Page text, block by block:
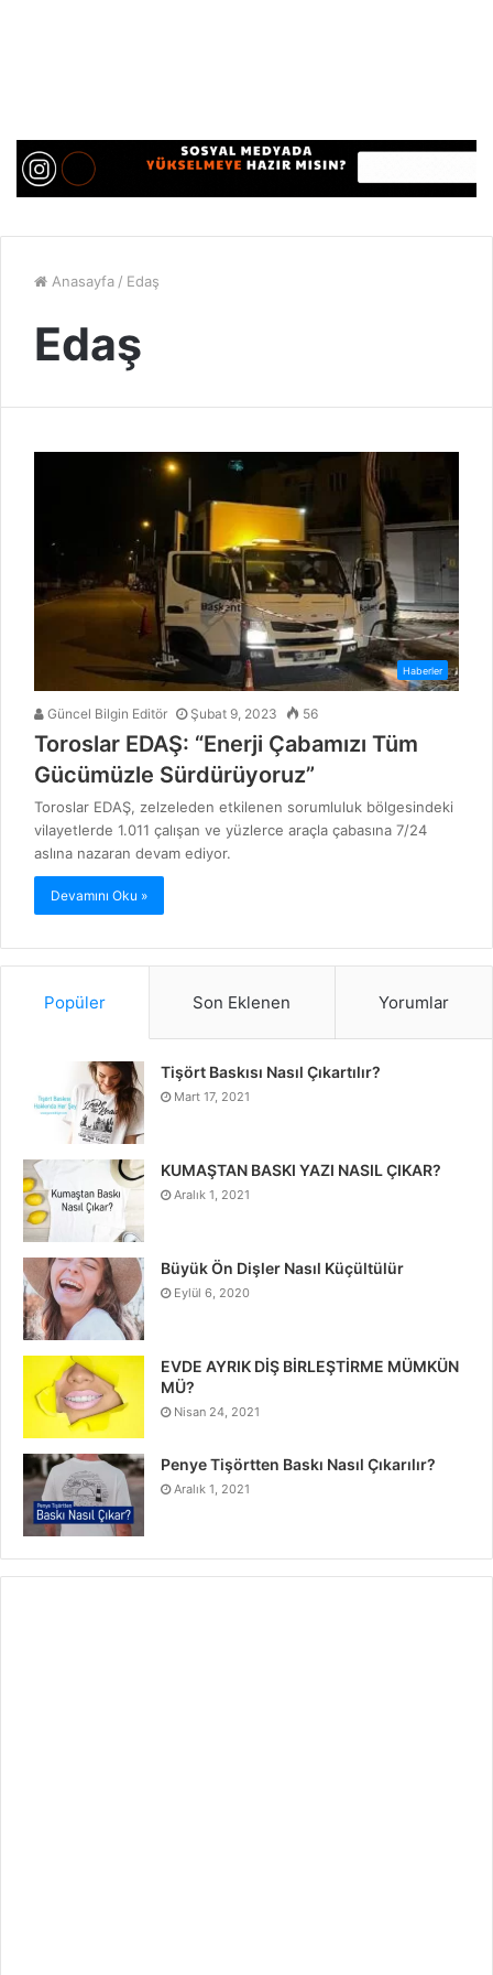
Anasayfa / Edaş
Edaş
Haberler
Güncel Bilgin Editör Şubat 9, 2023 56
Toroslar EDAŞ: “Enerji Çabamızı Tüm
Gücümüzle Sürdürüyoruz”
Toroslar EDAŞ, zelzeleden etkilenen sorumluluk bölgesindeki
vilayetlerde 1.011 çalışan ve yüzlerce araçla çabasına 7/24
aslına nazaran devam ediyor.
Devamını Oku »
Popüler Son Eklenen Yorumlar
Tişört Baskısı Nasıl Çıkartılır?
Mart 17, 2021
KUMAŞTAN BASKI YAZI NASIL ÇIKAR?
Aralık 1, 2021
Büyük Ön Dişler Nasıl Küçültülür
Eylül 6, 2020
EVDE AYRIK DİŞ BİRLEŞTİRME MÜMKÜN
MÜ?
Nisan 24, 2021
Penye Tişörtten Baskı Nasıl Çıkarılır?
Aralık 1, 2021